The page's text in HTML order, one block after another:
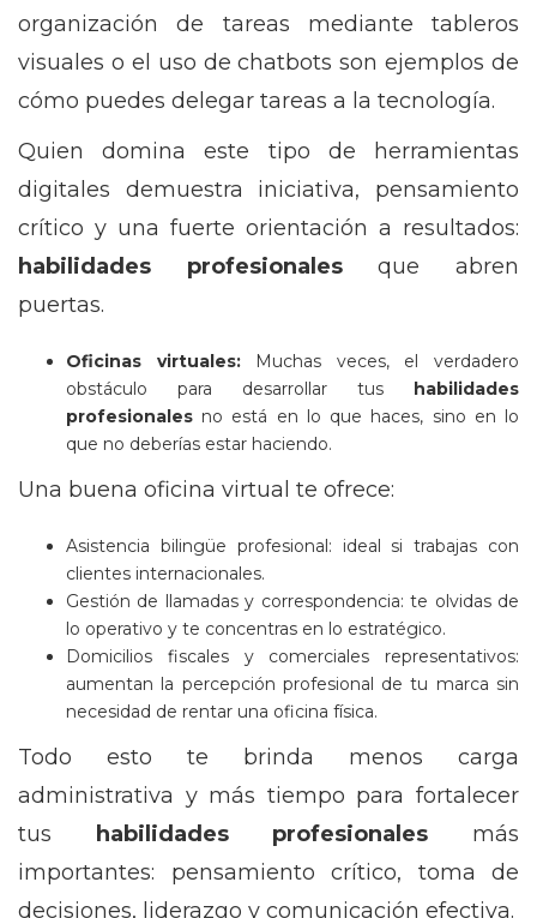
organización de tareas mediante tableros
visuales o el uso de chatbots son ejemplos de
cómo puedes delegar tareas a la tecnología.
Quien domina este tipo de herramientas
digitales demuestra iniciativa, pensamiento
crítico y una fuerte orientación a resultados:
habilidades profesionalesque abren
puertas.
Oficinas virtuales: Muchas veces, el verdadero
obstáculo para desarrollar tus habilidades
profesionales no está en lo que haces, sino en lo
que no deberías estar haciendo.
Una buena oficina virtual te ofrece:
Asistencia bilingüe profesional: ideal si trabajas con
clientes internacionales.
Gestión de llamadas y correspondencia: te olvidas de
lo operativo y te concentras en lo estratégico.
Domicilios fiscales y comerciales representativos:
aumentan la percepción profesional de tu marca sin
necesidad de rentar una oficina física.
Todo esto te brinda menos carga
administrativa y más tiempo para fortalecer
tus
habilidades profesionales más
importantes: pensamiento crítico, toma de
decisiones, liderazgo y comunicación efectiva.